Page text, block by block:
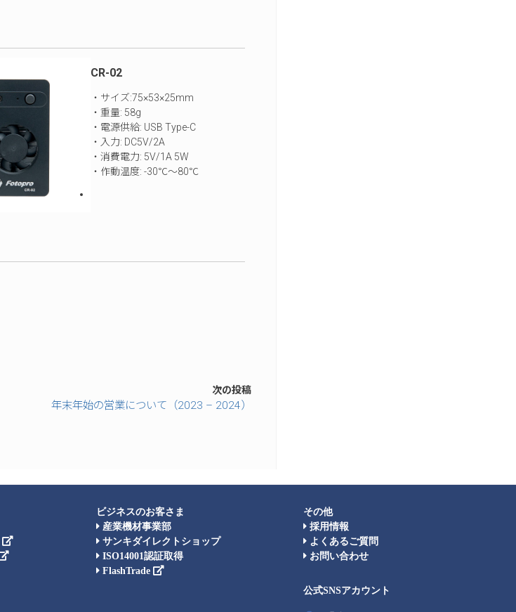
CR-02
・サイズ:75×53×25mm
・重量: 58g
・電源供給: USB Type-C
・入力: DC5V/2A
・消費電力: 5V/1A 5W
・作動温度: -30℃～80℃
次の投稿
年末年始の営業について（2023 – 2024）
ビジネスのお客さま
産業機材事業部
サンキダイレクトショップ
ISO14001認証取得
FlashTrade
その他
採用情報
よくあるご質問
お問い合わせ
公式SNSアカウント